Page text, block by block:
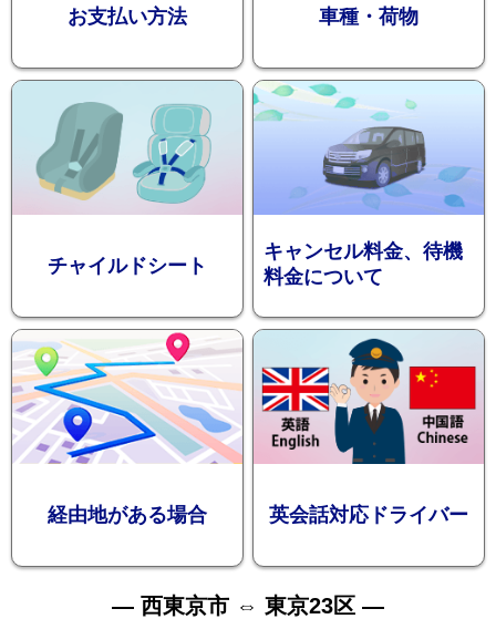
ション
お勧め
お支払い方法 車種・荷物
チャイルドシート
キャンセル料金、待機
料金について
経由地がある場合 英会話対応ドライバー
— 西東京市 ⇔ 東京23区 —